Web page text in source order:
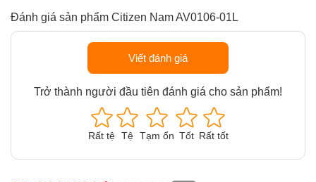
Đánh giá sản phẩm Citizen Nam AV0106-01L
Viết đánh giá
Trở thành người đầu tiên đánh giá cho sản phẩm!
Rất tệ Tệ Tạm ổn Tốt Rất tốt